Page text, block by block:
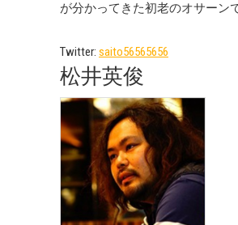
が分かってきた初老のオサーン
Twitter: saito56565656
松井英俊